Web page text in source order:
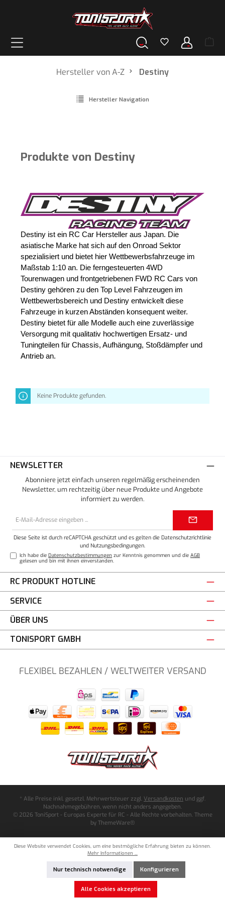
Hersteller von A-Z Destiny
Hersteller Navigation
Produkte von Destiny
Destiny ist ein RC Car Hersteller aus Japan. Die
asiatische Marke hat sich auf den Onroad Sektor
spezialisiert und bietet hier Wettbewerbsfahrzeuge im
Maßstab 1:10 an. Die ferngesteuerten 4WD
Tourenwagen und frontgetriebenen FWD RC Cars von
Destiny gehören zu den Top Level Fahrzeugen im
Wettbewerbsbereich und Destiny entwickelt diese
Fahrzeuge in kurzen Abständen konsequent weiter.
Destiny bietet für alle Modelle auch eine zuverlässige
Versorgung mit qualitativ hochwertigen Ersatz- und
Tuningteilen für Chassis, Aufhängung, Stoßdämpfer und
Antrieb an.
Keine Produkte gefunden.
NEWSLETTER
Abonniere jetzt einfach unseren regelmäßig erscheinenden
Newsletter, um rechtzeitig über neue Produkte und Angebote
informiert zu werden.
Diese Seite ist durch reCAPTCHA geschützt und es gelten die Datenschutzrichtlinie
und Nutzungsbedingungen.
Ich habe dieDatenschutzbestimmungen zur Kenntnis genommen und dieAGB
gelesen und bin mit ihnen einverstanden.
RC PRODUKT HOTLINE
SERVICE
ÜBER UNS
TONISPORT GMBH
FLEXIBEL BEZAHLEN / WELTWEITER VERSAND
* Alle Preise inkl. gesetzl. Mehrwertsteuer zzgl. Versandkosten und ggf.
Nachnahmegebühren, wenn nicht anders angegeben.
© 2026 ToniSport - Europas Experte für RC - Alle Rechte vorbehalten. Theme
by ThemeWare®
Diese Website verwendet Cookies, um eine bestmögliche Erfahrung bieten zu können.
Mehr Informationen ...
Nur technisch notwendige Konfigurieren
Alle Cookies akzeptieren